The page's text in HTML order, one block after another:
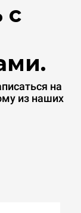
с
на
из наших